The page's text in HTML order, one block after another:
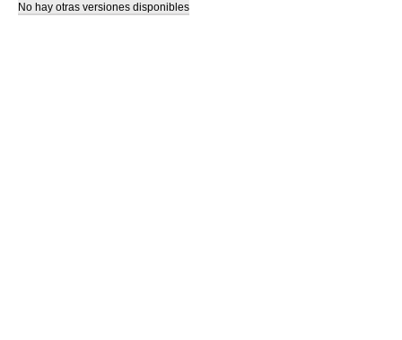
No hay otras versiones disponibles